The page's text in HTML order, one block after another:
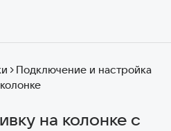
Подключение и настройка
на колонке с